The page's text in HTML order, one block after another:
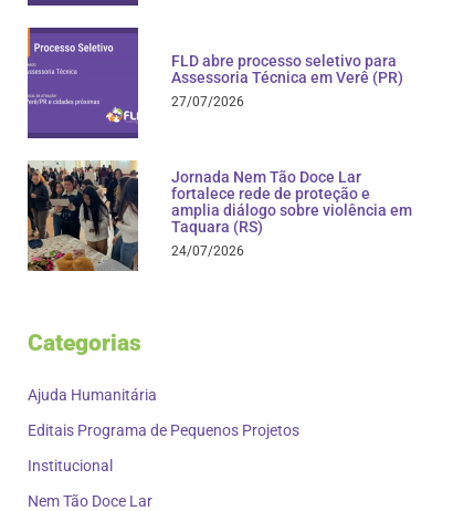
FLD abre processo seletivo para
Assessoria Técnica em Verê (PR)
27/07/2026
Jornada Nem Tão Doce Lar
fortalece rede de proteção e
amplia diálogo sobre violência em
Taquara (RS)
24/07/2026
Categorias
Ajuda Humanitária
Editais Programa de Pequenos Projetos
Institucional
Nem Tão Doce Lar